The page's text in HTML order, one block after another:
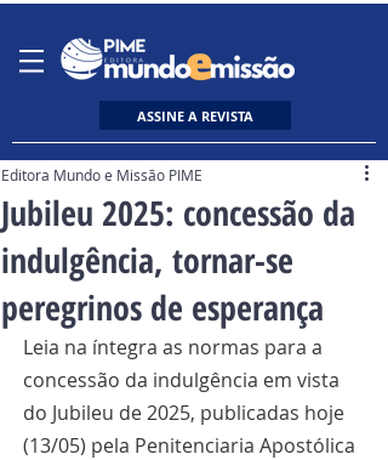
ASSINE A REVISTA
Jubileu 2025: concessão da
indulgência, tornar-se
peregrinos de esperança
Editora Mundo e Missão PIME
Leia na íntegra as normas para a
concessão da indulgência em vista
do Jubileu de 2025, publicadas hoje
(13/05) pela Penitenciaria Apostólica